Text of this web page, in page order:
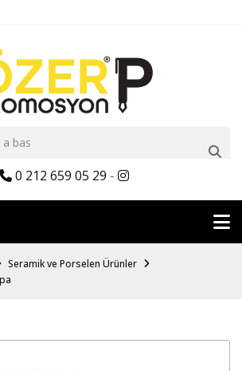
0 212 659 05 29 -
Seramik ve Porselen Ürünler